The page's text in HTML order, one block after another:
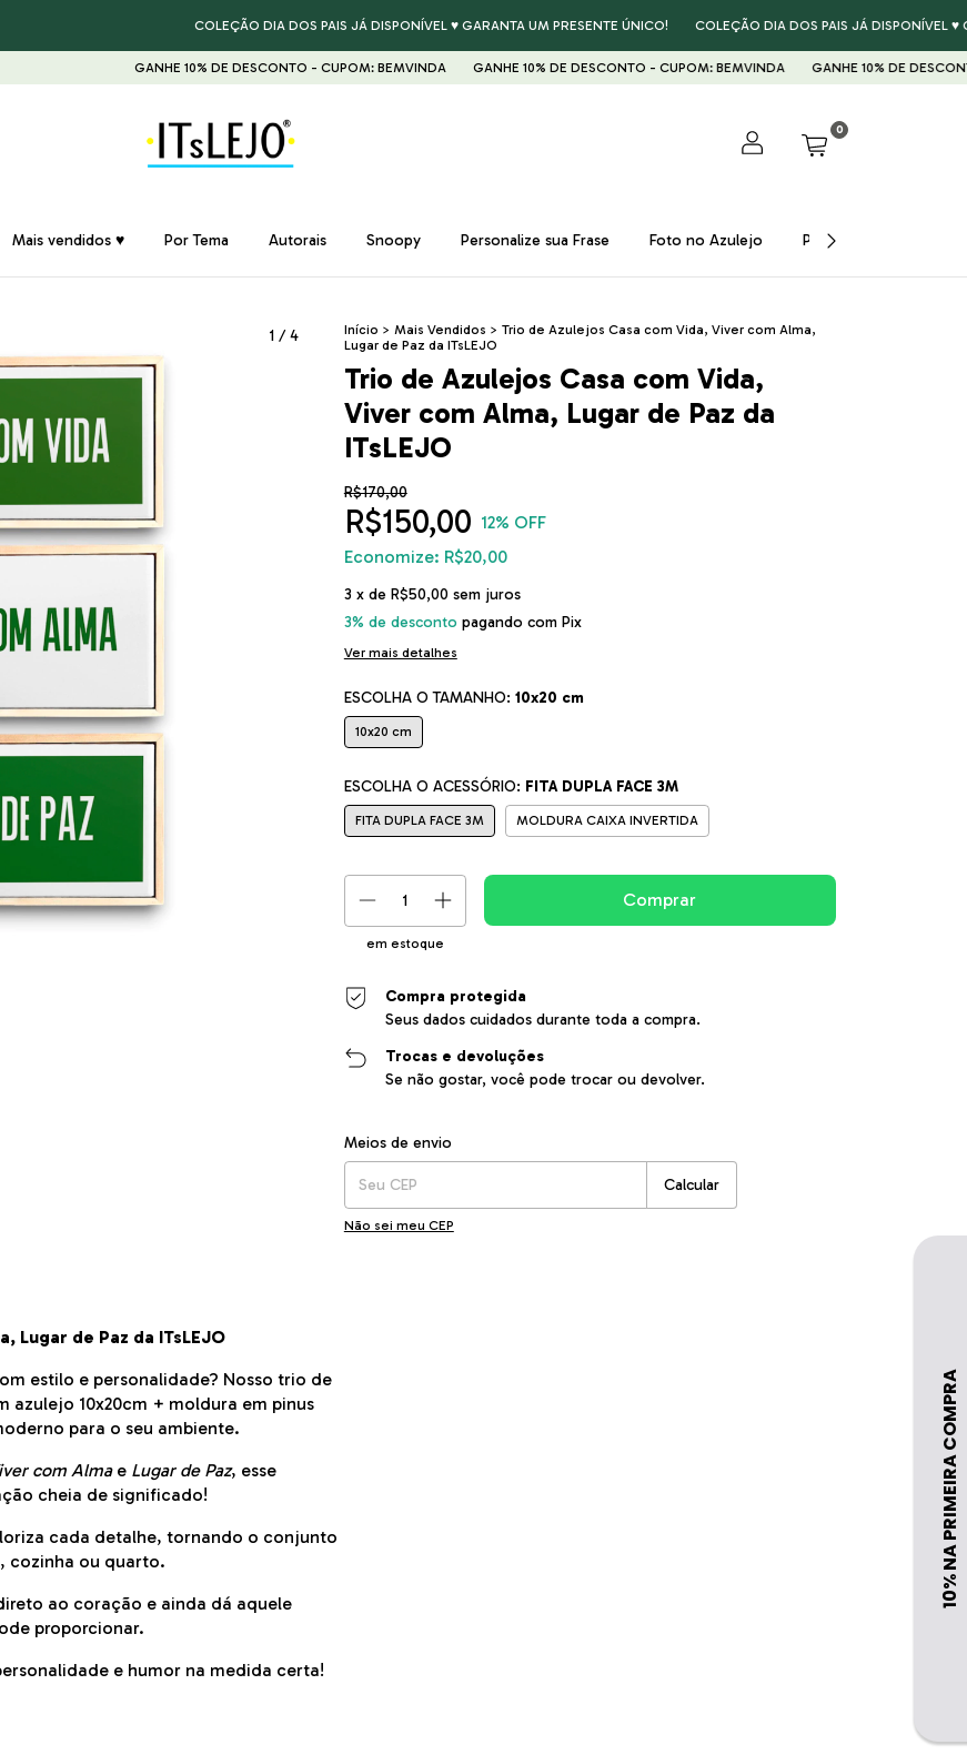
COLEÇÃO DIA DOS PAIS JÁ DISPONÍVEL ♥ GARANTA UM PRESENTE ÚNICO! COLEÇÃO DIA DOS PAIS JÁ DISPONÍVEL ♥ GARANTA
GANHE 10% DE DESCONTO - CUPOM: BEMVINDA GANHE 10% DE DESCONTO - CUPOM: BEMVINDA GANHE 10% DE DESCONTO -
0
Mais vendidos ♥ Por Tema Autorais Snoopy Personalize sua Frase Foto no Azulejo Presentes ♥
1/4 Início > Mais Vendidos > Trio de Azulejos Casa com Vida, Viver com Alma,
Lugar de Paz da ITsLEJO
Trio de Azulejos Casa com Vida,
Viver com Alma, Lugar de Paz da
ITsLEJO
R$170,00
R$150,00 12% OFF
Economize: R$20,00
3 x de R$50,00 sem juros
3% de desconto pagando com Pix
Ver mais detalhes
ESCOLHA O TAMANHO: 10x20 cm
10x20 cm
ESCOLHA O ACESSÓRIO: FITA DUPLA FACE 3M
FITA DUPLA FACE 3M MOLDURA CAIXA INVERTIDA
em estoque
Compra protegida
Seus dados cuidados durante toda a compra.
Trocas e devoluções
Se não gostar, você pode trocar ou devolver.
Entregas para o CEP:
Meios de envio
Calcular
Não sei meu CEP
Lugar de Paz da ITsLEJO
estilo e personalidade? Nosso trio de
azulejo 10x20cm + moldura em pinus
para o seu ambiente.
com Almae Lugar de Paz, esse
cheia de significado!
cada detalhe, tornando o conjunto
cozinha ou quarto.
ao coração e ainda dá aquele
proporcionar.
e humor na medida certa!